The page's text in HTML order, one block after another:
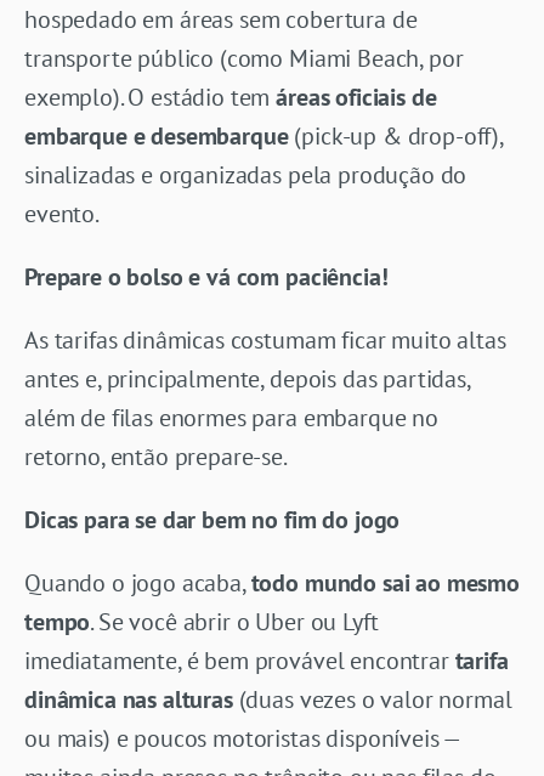
hospedado em áreas sem cobertura de
transporte público (como Miami Beach, por
exemplo). O estádio temáreas oficiais de
embarque e desembarque(pick-up & drop-off),
sinalizadas e organizadas pela produção do
evento.
Prepare o bolso e vá com paciência!
As tarifas dinâmicas costumam ficar muito altas
antes e, principalmente, depois das partidas,
além de filas enormes para embarque no
retorno, então prepare-se.
Dicas para se dar bem no fim do jogo
Quando o jogo acaba,todo mundo sai ao mesmo
tempo. Se você abrir o Uber ou Lyft
imediatamente, é bem provável encontrartarifa
dinâmica nas alturas(duas vezes o valor normal
ou mais) e poucos motoristas disponíveis —